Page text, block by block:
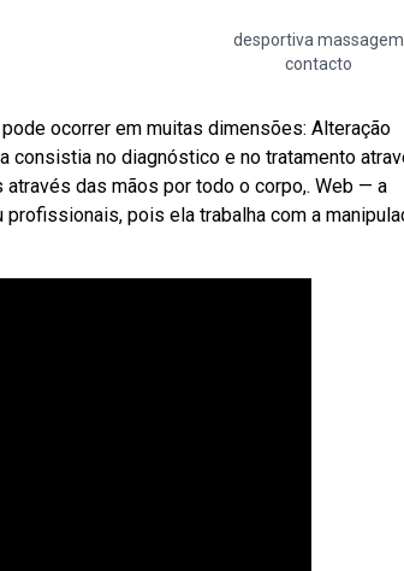
desportiva massagem
contacto
ocorrer em muitas dimensões: Alteração
consistia no diagnóstico e no tratamento
das mãos por todo o corpo,. Web — a
pois ela trabalha com a